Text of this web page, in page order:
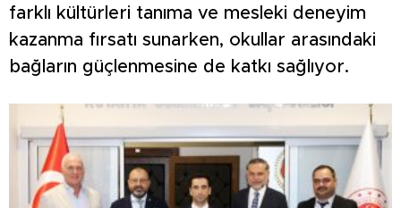
farklı kültürleri tanıma ve mesleki deneyim
kazanma fırsatı sunarken, okullar arasındaki
bağların güçlenmesine de katkı sağlıyor.